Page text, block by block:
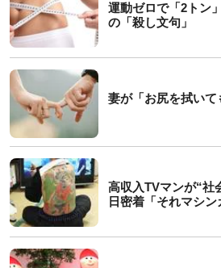
運動ゼロで「2トン
の「殺し文句」
妻が「お尻を拭い
高収入TVマンが“社
日密着「それマシン